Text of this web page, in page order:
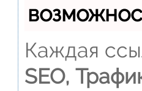
Каждая
SEO,